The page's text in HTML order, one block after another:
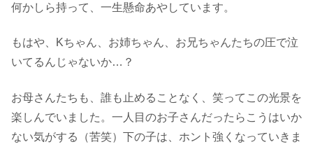
何かしら持って、一生懸命あやしています。
もはや、Kちゃん、お姉ちゃん、お兄ちゃんたちの圧で泣
いてるんじゃないか…？
お母さんたちも、誰も止めることなく、笑ってこの光景を
楽しんでいました。一人目のお子さんだったらこうはいか
ない気がする（苦笑）下の子は、ホント強くなっていきま